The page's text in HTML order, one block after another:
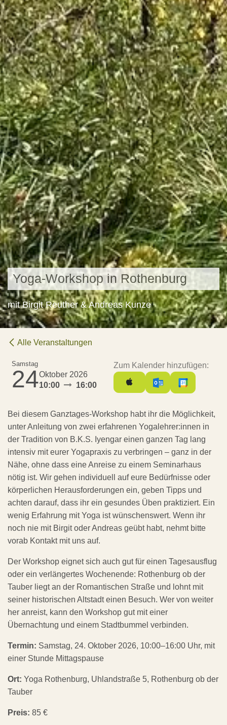
Yoga-Workshop in Rothenburg
mit Birgit Reuther & Andreas Kunze
Alle Veranstaltungen
Samstag
24Oktober 2026
10:00
16:00
Zum Kalender hinzufügen:
Bei diesem Ganztages-Workshop habt ihr die Möglichkeit,
unter Anleitung von zwei erfahrenen Yogalehrer:innen in
der Tradition von B.K.S. Iyengar einen ganzen Tag lang
intensiv mit eurer Yogapraxis zu verbringen – ganz in der
Nähe, ohne dass eine Anreise zu einem Seminarhaus
nötig ist. Wir gehen individuell auf eure Bedürfnisse oder
körperlichen Herausforderungen ein, geben Tipps und
achten darauf, dass ihr ein gesundes Üben praktiziert. Ein
wenig Erfahrung mit Yoga ist wünschenswert. Wenn ihr
noch nie mit Birgit oder Andreas geübt habt, nehmt bitte
vorab Kontakt mit uns auf.
Der Workshop eignet sich auch gut für einen Tagesausflug
oder ein verlängertes Wochenende: Rothenburg ob der
Tauber liegt an der Romantischen Straße und lohnt mit
seiner historischen Altstadt einen Besuch. Wer von weiter
her anreist, kann den Workshop gut mit einer
Übernachtung und einem Stadtbummel verbinden.
Termin: Samstag, 24. Oktober 2026, 10:00–16:00 Uhr, mit
einer Stunde Mittagspause
Ort: Yoga Rothenburg, Uhlandstraße 5, Rothenburg ob der
Tauber
Preis: 85 €